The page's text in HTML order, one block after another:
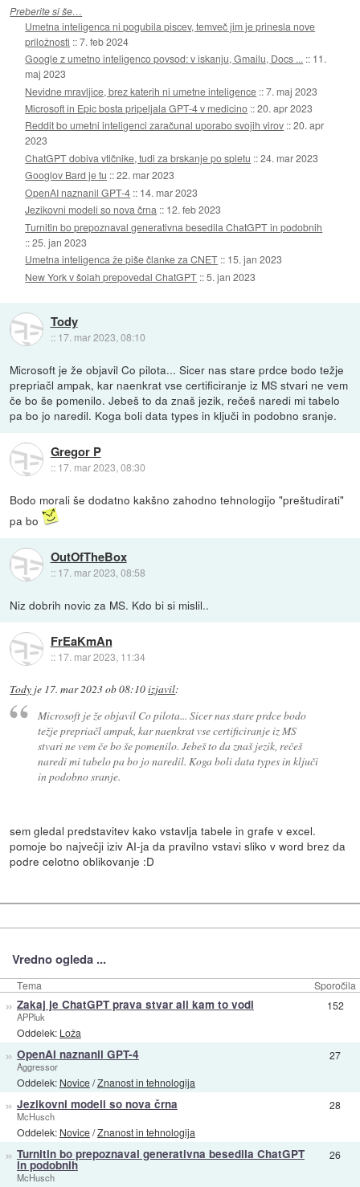
Preberite si še…
Umetna inteligenca ni pogubila piscev, temveč jim je prinesla nove
priložnosti ::7. feb 2024
Google z umetno inteligenco povsod: v iskanju, Gmailu, Docs ... :: 11.
maj 2023
Nevidne mravljice, brez katerih ni umetne inteligence ::7. maj 2023
Microsoft in Epic bosta pripeljala GPT-4 v medicino ::20. apr 2023
Reddit bo umetni inteligenci zaračunal uporabo svojih virov ::20. apr
2023
ChatGPT dobiva vtičnike, tudi za brskanje po spletu ::24. mar 2023
Googlov Bard je tu ::22. mar 2023
OpenAI naznanil GPT-4 :: 14. mar 2023
Jezikovni modeli so nova črna :: 12. feb 2023
Turnitin bo prepoznaval generativna besedila ChatGPT in podobnih
::25. jan 2023
Umetna inteligenca že piše članke za CNET :: 15. jan 2023
New York v šolah prepovedal ChatGPT ::5. jan 2023
Tody
:: 17. mar 2023, 08:10
Microsoft je že objavil Co pilota... Sicer nas stare prdce bodo težje
prepriačl ampak, kar naenkrat vse certificiranje iz MS stvari ne vem
če bo še pomenilo. Jebeš to da znaš jezik, rečeš naredi mi tabelo
pa bo jo naredil. Koga boli data types in ključi in podobno sranje.
Gregor P
:: 17. mar 2023, 08:30
Bodo morali še dodatno kakšno zahodno tehnologijo "preštudirati"
pa bo
OutOfTheBox
:: 17. mar 2023, 08:58
Niz dobrih novic za MS. Kdo bi si mislil..
FrEaKmAn
:: 17. mar 2023, 11:34
Tody je 17. mar 2023 ob 08:10izjavil:
Microsoft je že objavil Co pilota... Sicer nas stare prdce bodo
težje prepriačl ampak, kar naenkrat vse certificiranje iz MS
stvari ne vem če bo še pomenilo. Jebeš to da znaš jezik, rečeš
naredi mi tabelo pa bo jo naredil. Koga boli data types in ključi
in podobno sranje.
sem gledal predstavitev kako vstavlja tabele in grafe v excel.
pomoje bo največji iziv AI-ja da pravilno vstavi sliko v word brez da
podre celotno oblikovanje :D
Vredno ogleda ...
Tema Sporočila
» Zakaj je ChatGPT prava stvar ali kam to vodi
APPluk
Oddelek: Loža
152
» OpenAI naznanil GPT-4
Aggressor
Oddelek: Novice/Znanost in tehnologija
27
» Jezikovni modeli so nova črna
McHusch
Oddelek: Novice/Znanost in tehnologija
28
» Turnitin bo prepoznaval generativna besedila ChatGPT
in podobnih
McHusch
26